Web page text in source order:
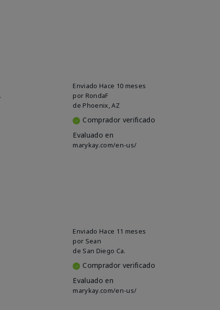
Enviado Hace 10 meses
por RondaF
de Phoenix, AZ
Comprador verificado
Evaluado en
marykay.com/en-us/
Enviado Hace 11 meses
por Sean
de San Diego Ca.
Comprador verificado
Evaluado en
marykay.com/en-us/